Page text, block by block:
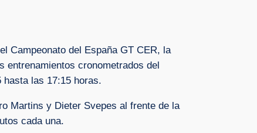
Campeonato del España GT CER, la
entrenamientos cronometrados del
las 17:15 horas.
Martins y Dieter Svepes al frente de la
cada una.